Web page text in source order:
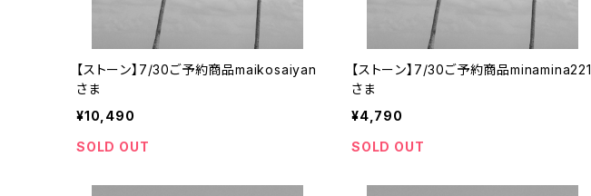
【ストーン】7/30ご予約商品maikosaiyan
さま
¥10,490
SOLD OUT
【ストーン】7/30ご予約商品minamina221
さま
¥4,790
SOLD OUT